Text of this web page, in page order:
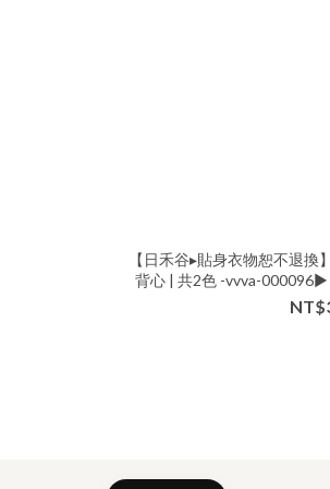
【日禾谷▸貼身衣物恕不退
背心 | 共2色 -vvva-000096▶
件折